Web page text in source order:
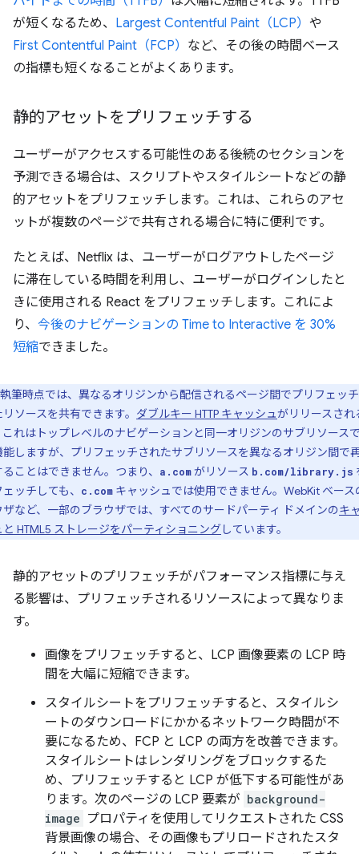
が短くなるため、 Largest Contentful Paint（LCP） や
First Contentful Paint（FCP） など、その後の時間ベース
の指標も短くなることがよくあります。
静的アセットをプリフェッチする
ユーザーがアクセスする可能性のある後続のセクションを
予測できる場合は、スクリプトやスタイルシートなどの静
的アセットをプリフェッチします。これは、これらのアセ
ットが複数のページで共有される場合に特に便利です。
たとえば、Netflix は、ユーザーがログアウトしたページ
に滞在している時間を利用し、ユーザーがログインしたと
きに使用される React をプリフェッチします。これによ
り、 今後のナビゲーションの Time to Interactive を 30%
短縮できました。
執筆時点では、異なるオリジンから配信されるページ間でプリフェッ
ソースを共有できます。 ダブルキー HTTP キャッシュがリリースされ
これはトップレベルのナビゲーションと同一オリジンのサブリソース
能しますが、プリフェッチされたサブリソースを異なるオリジン間で
ことはできません。つまり、
a.comがリソース b.com/library.js
ッチしても、
c.com キャッシュでは使用できません。WebKit ベース
ザなど、一部のブラウザでは、すべてのサードパーティ ドメインのキ
と HTML5 ストレージをパーティショニングしています。
静的アセットのプリフェッチがパフォーマンス指標に与え
る影響は、プリフェッチされるリソースによって異なりま
す。
画像をプリフェッチすると、LCP 画像要素の LCP 時
間を大幅に短縮できます。
スタイルシートをプリフェッチすると、スタイルシ
ートのダウンロードにかかるネットワーク時間が不
要になるため、FCP と LCP の両方を改善できます。
スタイルシートはレンダリングをブロックするた
め、プリフェッチすると LCP が低下する可能性があ
ります。次のページの LCP 要素が background-
image プロパティを使用してリクエストされた CSS
背景画像の場合、その画像もプリロードされたスタ